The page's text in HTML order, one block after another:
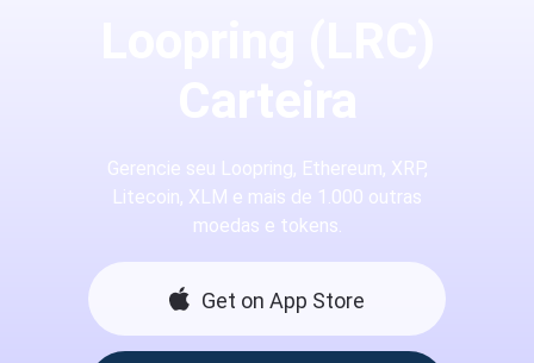
Gerencie seu Loopring, Ethereum, XRP,
Litecoin, XLM e mais de 1.000 outras
moedas e tokens.
Get on App Store